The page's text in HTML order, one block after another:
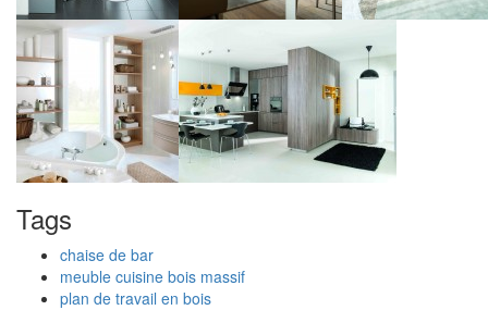
Tags
chaise de bar
meuble cuisine bois massif
plan de travail en bois